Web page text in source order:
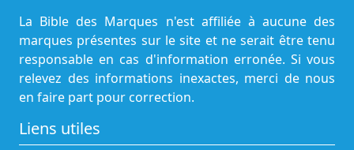
La Bible des Marques n'est affiliée à aucune des
marques présentes sur le site et ne serait être tenu
responsable en cas d'information erronée. Si vous
relevez des informations inexactes, merci de nous
en faire part pour correction.
Liens utiles